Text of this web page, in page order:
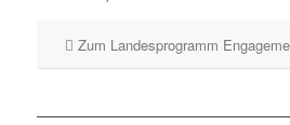
Zum Landesprogramm